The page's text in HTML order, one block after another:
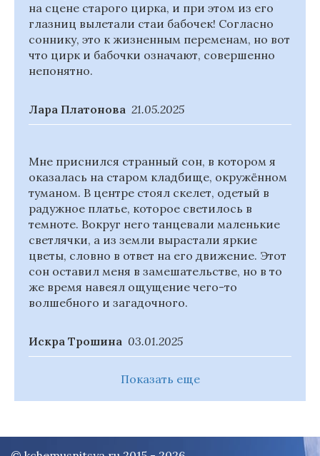
на сцене старого цирка, и при этом из его
глазниц вылетали стаи бабочек! Согласно
соннику, это к жизненным переменам, но вот
что цирк и бабочки означают, совершенно
непонятно.
Лара Платонова 21.05.2025
Мне приснился странный сон, в котором я
оказалась на старом кладбище, окружённом
туманом. В центре стоял скелет, одетый в
радужное платье, которое светилось в
темноте. Вокруг него танцевали маленькие
светлячки, а из земли вырастали яркие
цветы, словно в ответ на его движение. Этот
сон оставил меня в замешательстве, но в то
же время навеял ощущение чего-то
волшебного и загадочного.
Искра Трошина 03.01.2025
Показать еще